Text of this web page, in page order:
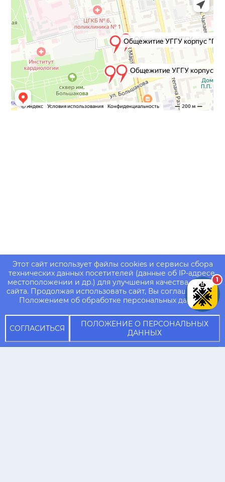
Этот сайт использует файлы cookies и сервисы сбора
технических данных посетителей (данные об IP-адресе,
местоположении и др.) для улучшения качества работы
сайта. Продолжая использовать сайт, Вы соглашаетесь с
Положением об обработке персональных данных.
СОГЛАСИТЬСЯ
ПОЛОЖЕНИЕ О ПЕРСОНАЛЬНЫХ
ДАННЫХ
1